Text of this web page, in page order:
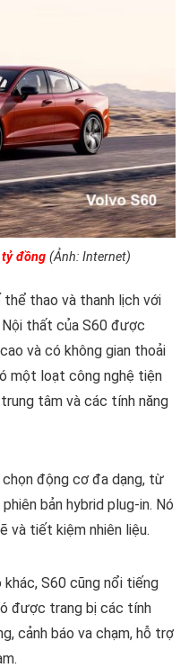
đồng (Ảnh: Internet)
thao và thanh lịch với
thất của S60 được
và có không gian thoải
một loạt công nghệ tiện
tâm và các tính năng
động cơ đa dạng, từ
bản hybrid plug-in. Nó
và tiết kiệm nhiên liệu.
S60 cũng nổi tiếng
được trang bị các tính
cảnh báo va chạm, hỗ trợ